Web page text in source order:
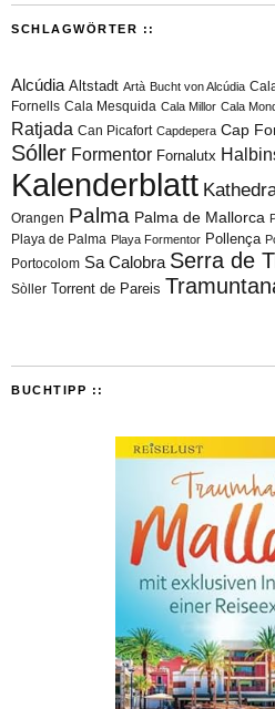
SCHLAGWÖRTER ::
Alcúdia Altstadt Artà Bucht von Alcúdia
Fornells Cala Mesquida Cala Millor Cala
Ratjada Can Picafort Capdepera Cap
Sóller Formentor Fornalutx
Kalenderblatt
Orangen Palma Palma de Mallorca
Playa de Palma Playa Formentor Pollença
Portocolom Sa Calobra Serra de
Sòller Torrent de Pareis
BUCHTIPP ::